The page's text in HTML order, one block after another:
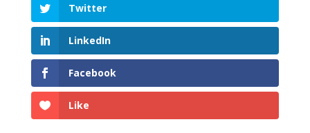
Twitter
LinkedIn
Facebook
Like